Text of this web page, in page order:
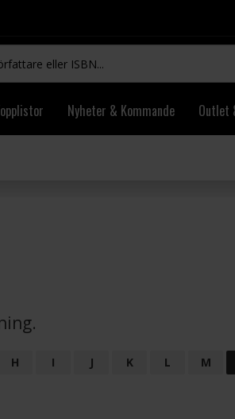
Nyheter & Kommande Outlet
H I J K L M